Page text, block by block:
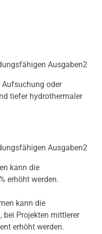
Ausgaben2
Aufsuchung oder
tiefer hydrothermaler
Ausgaben2
kann die
erhöht werden.
kann die
bei Projekten mittlerer
erhöht werden.